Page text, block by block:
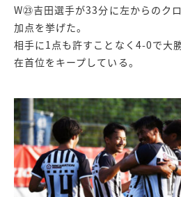
W㉓吉田選手が33分に左からのク
加点を挙げた。
相手に1点も許すことなく4-0で大
在首位をキープしている。